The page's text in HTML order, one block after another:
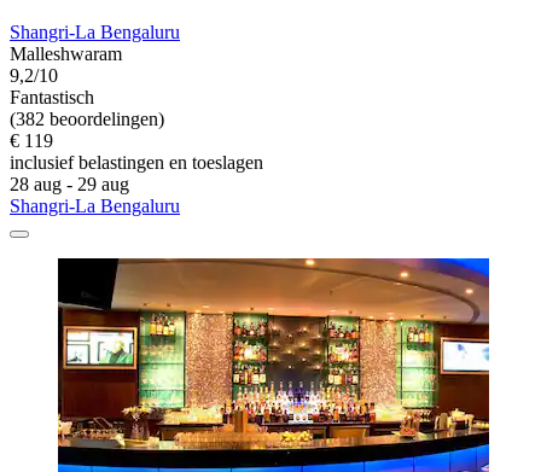
Shangri-La Bengaluru
Malleshwaram
9,2/10
Fantastisch
(382 beoordelingen)
€ 119
inclusief belastingen en toeslagen
28 aug - 29 aug
Shangri-La Bengaluru